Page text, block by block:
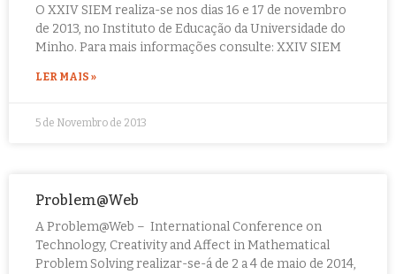
O XXIV SIEM realiza-se nos dias 16 e 17 de novembro
de 2013, no Instituto de Educação da Universidade do
Minho. Para mais informações consulte: XXIV SIEM
LER MAIS »
5 de Novembro de 2013
Problem@Web
A Problem@Web – International Conference on
Technology, Creativity and Affect in Mathematical
Problem Solving realizar-se-á de 2 a 4 de maio de 2014,